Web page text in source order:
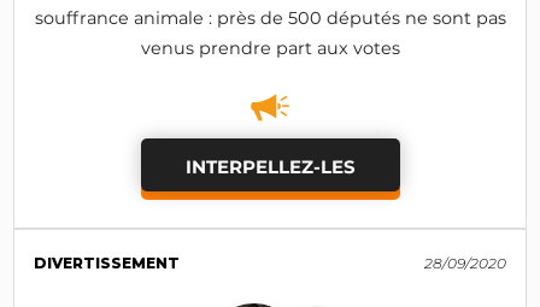
souffrance animale : près de 500 députés ne sont pas
venus prendre part aux votes
INTERPELLEZ-LES
DIVERTISSEMENT 28/09/2020